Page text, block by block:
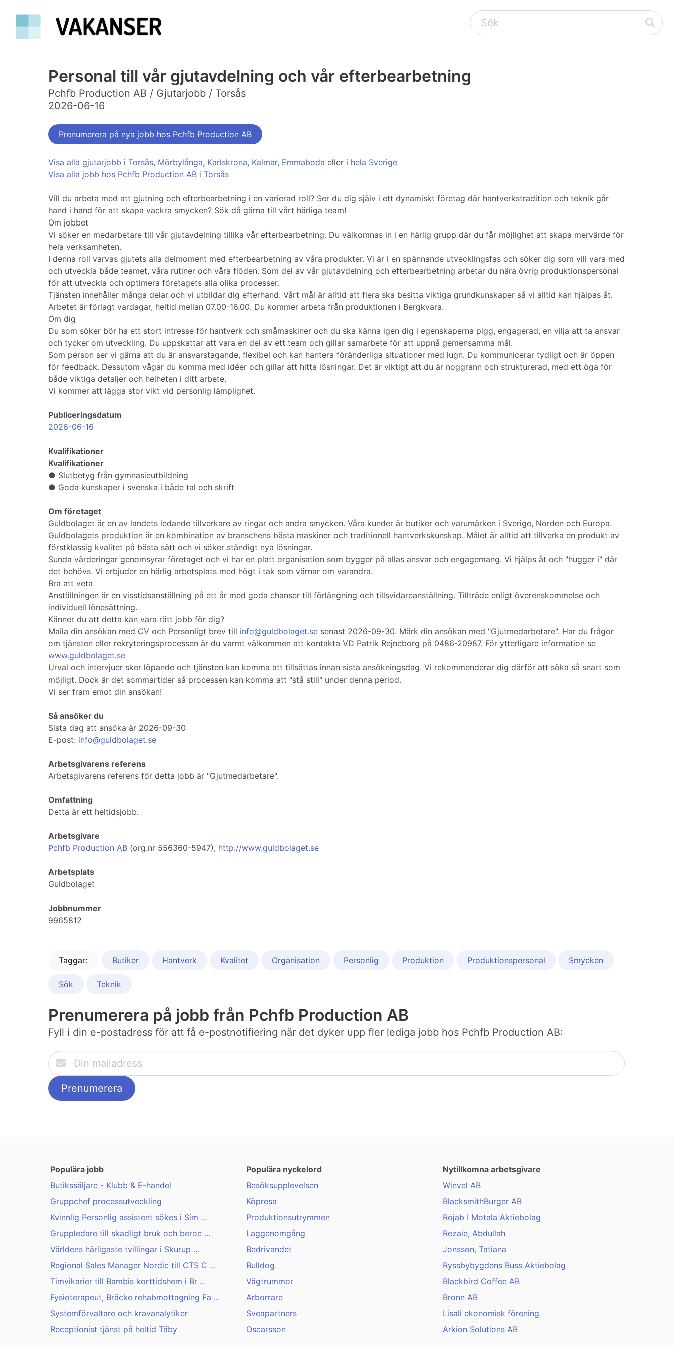
Personal till vår gjutavdelning och vår efterbearbetning
Pchfb Production AB / Gjutarjobb / Torsås
2026-06-16
Prenumerera på nya jobb hos Pchfb Production AB
Visa alla gjutarjobb i Torsås, Mörbylånga, Karlskrona, Kalmar, Emmaboda eller i hela Sverige
Visa alla jobb hos Pchfb Production AB i Torsås
Vill du arbeta med att gjutning och efterbearbetning i en varierad roll? Ser du dig själv i ett dynamiskt företag där hantverkstradition och teknik går
hand i hand för att skapa vackra smycken? Sök då gärna till vårt härliga team!
Om jobbet
Vi söker en medarbetare till vår gjutavdelning tillika vår efterbearbetning. Du välkomnas in i en härlig grupp där du får möjlighet att skapa mervärde för
hela verksamheten.
I denna roll varvas gjutets alla delmoment med efterbearbetning av våra produkter. Vi är i en spännande utvecklingsfas och söker dig som vill vara med
och utveckla både teamet, våra rutiner och våra flöden. Som del av vår gjutavdelning och efterbearbetning arbetar du nära övrig produktionspersonal
för att utveckla och optimera företagets alla olika processer.
Tjänsten innehåller många delar och vi utbildar dig efterhand. Vårt mål är alltid att flera ska besitta viktiga grundkunskaper så vi alltid kan hjälpas åt.
Arbetet är förlagt vardagar, heltid mellan 07.00-16.00. Du kommer arbeta från produktionen i Bergkvara.
Om dig
Du som söker bör ha ett stort intresse för hantverk och småmaskiner och du ska känna igen dig i egenskaperna pigg, engagerad, en vilja att ta ansvar
och tycker om utveckling. Du uppskattar att vara en del av ett team och gillar samarbete för att uppnå gemensamma mål.
Som person ser vi gärna att du är ansvarstagande, flexibel och kan hantera föränderliga situationer med lugn. Du kommunicerar tydligt och är öppen
för feedback. Dessutom vågar du komma med idéer och gillar att hitta lösningar. Det är viktigt att du är noggrann och strukturerad, med ett öga för
både viktiga detaljer och helheten i ditt arbete.
Vi kommer att lägga stor vikt vid personlig lämplighet.
Publiceringsdatum
2026-06-16
Kvalifikationer
Kvalifikationer
● Slutbetyg från gymnasieutbildning
● Goda kunskaper i svenska i både tal och skrift
Om företaget
Guldbolaget är en av landets ledande tillverkare av ringar och andra smycken. Våra kunder är butiker och varumärken i Sverige, Norden och Europa.
Guldbolagets produktion är en kombination av branschens bästa maskiner och traditionell hantverkskunskap. Målet är alltid att tillverka en produkt av
förstklassig kvalitet på bästa sätt och vi söker ständigt nya lösningar.
Sunda värderingar genomsyrar företaget och vi har en platt organisation som bygger på allas ansvar och engagemang. Vi hjälps åt och "hugger i" där
det behövs. Vi erbjuder en härlig arbetsplats med högt i tak som värnar om varandra.
Bra att veta
Anställningen är en visstidsanställning på ett år med goda chanser till förlängning och tillsvidareanställning. Tillträde enligt överenskommelse och
individuell lönesättning.
Känner du att detta kan vara rätt jobb för dig?
Maila din ansökan med CV och Personligt brev till info@guldbolaget.se senast 2026-09-30. Märk din ansökan med "Gjutmedarbetare". Har du frågor
om tjänsten eller rekryteringsprocessen är du varmt välkommen att kontakta VD Patrik Rejneborg på 0486-20987. För ytterligare information se
www.guldbolaget.se
Urval och intervjuer sker löpande och tjänsten kan komma att tillsättas innan sista ansökningsdag. Vi rekommenderar dig därför att söka så snart som
möjligt. Dock är det sommartider så processen kan komma att "stå still" under denna period.
Vi ser fram emot din ansökan!
Så ansöker du
Sista dag att ansöka är 2026-09-30
E-post: info@guldbolaget.se
Arbetsgivarens referens
Arbetsgivarens referens för detta jobb är "Gjutmedarbetare".
Omfattning
Detta är ett heltidsjobb.
Arbetsgivare
Pchfb Production AB (org.nr 556360-5947), http://www.guldbolaget.se
Arbetsplats
Guldbolaget
Jobbnummer
9965812
Taggar: Butiker Hantverk Kvalitet Organisation Personlig Produktion Produktionspersonal Smycken
Sök Teknik
Prenumerera på jobb från Pchfb Production AB
Fyll i din e-postadress för att få e-postnotifiering när det dyker upp fler lediga jobb hos Pchfb Production AB:
Populära jobb
Butikssäljare - Klubb & E-handel
Gruppchef processutveckling
Kvinnlig Personlig assistent sökes i Sim ...
Gruppledare till skadligt bruk och beroe ...
Världens härligaste tvillingar i Skurup ...
Regional Sales Manager Nordic till CTS C ...
Timvikarier till Bambis korttidshem i Br ...
Fysioterapeut, Bräcke rehabmottagning Fa ...
Systemförvaltare och kravanalytiker
Receptionist tjänst på heltid Täby
Populära nyckelord
Besöksupplevelsen
Köpresa
Produktionsutrymmen
Laggenomgång
Bedrivandet
Bulldog
Vägtrummor
Arborrare
Sveapartners
Oscarsson
Nytillkomna arbetsgivare
Winvel AB
BlacksmithBurger AB
Rojab I Motala Aktiebolag
Rezaie, Abdullah
Jonsson, Tatiana
Ryssbybygdens Buss Aktiebolag
Blackbird Coffee AB
Bronn AB
Lisali ekonomisk förening
Arkion Solutions AB